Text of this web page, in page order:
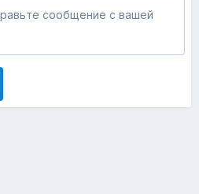
сообщение с вашей